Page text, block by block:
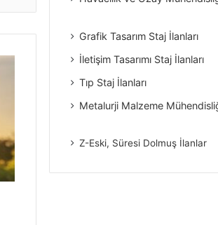
Grafik Tasarım Staj İlanları
İletişim Tasarımı Staj İlanları
Tıp Staj İlanları
Metalurji Malzeme
Z-Eski, Süresi Dolmuş İlanlar